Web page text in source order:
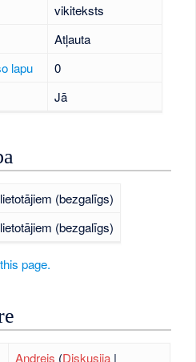
vikiteksts
Atļauta
lapu
0
Jā
(bezgalīgs)
(bezgalīgs)
page.
Andrejs (Diskusija|